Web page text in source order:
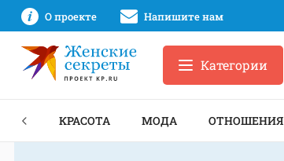
О проекте Напишите нам
Категории
КРАСОТА МОДА ОТНОШЕНИЯ